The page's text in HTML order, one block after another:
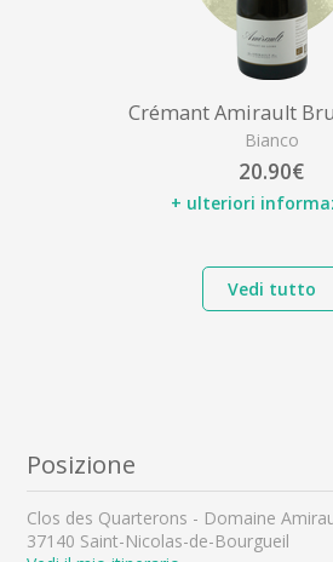
Crémant Amirault
Bianco
20.90€
+ ulteriori
Vedi tutto
Posizione
Clos des Quarterons - Domaine
37140 Saint-Nicolas-de-Bourgueil